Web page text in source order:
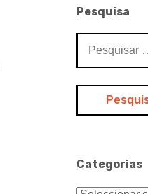
Pesquisa
por:
Categorias